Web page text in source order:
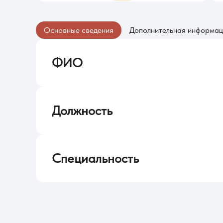
Основные сведения Дополнительная
ФИО
Лапицкий Олег Иванович
Должность
Доцент кафедры педагогики и психологии
Специальность